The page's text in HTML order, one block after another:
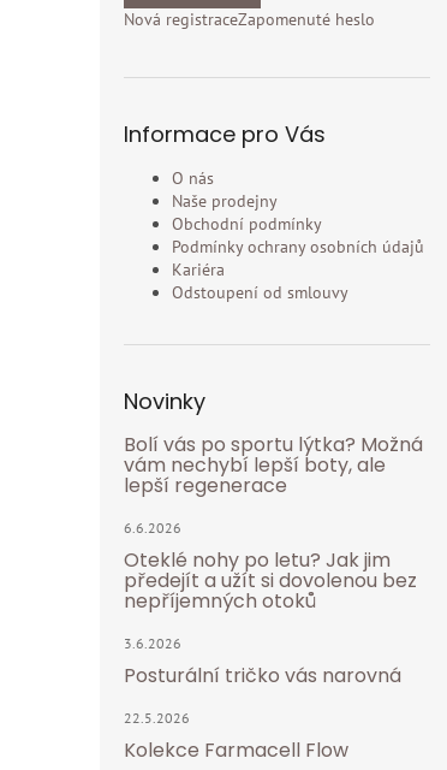
Nová registraceZapomenuté heslo
Informace pro Vás
O nás
Naše prodejny
Obchodní podmínky
Podmínky ochrany osobních údajů
Kariéra
Odstoupení od smlouvy
Novinky
Bolí vás po sportu lýtka? Možná
vám nechybí lepší boty, ale
lepší regenerace
6.6.2026
Oteklé nohy po letu? Jak jim
předejít a užít si dovolenou bez
nepříjemných otoků
3.6.2026
Posturální tričko vás narovná
22.5.2026
Kolekce Farmacell Flow